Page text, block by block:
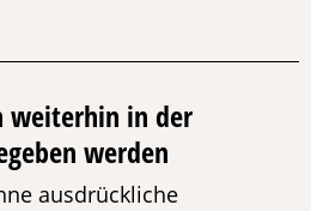
weiterhin in der
werden
ausdrückliche